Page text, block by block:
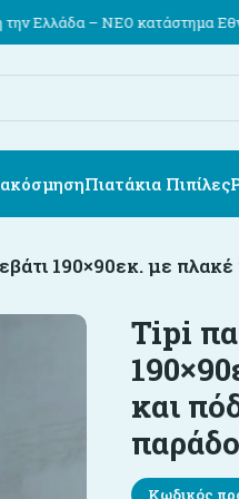
Εθν. Αντιστάσεως 74,
Πιατάκια Πιπίλες
190×90εκ. με
Tipi
και
Κωδικός